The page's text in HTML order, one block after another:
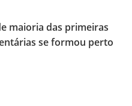
maioria das primeiras
se formou perto